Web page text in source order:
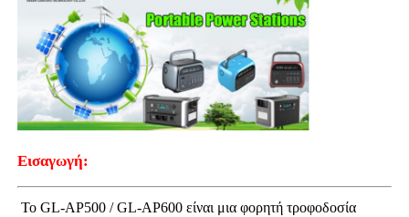
Γύρος εργοστασίων
Ποιοτικός έλεγχος
Νέα
Εισαγωγή:
Το GL-AP500 / GL-AP600 είναι μια φορητή τροφοδοσία